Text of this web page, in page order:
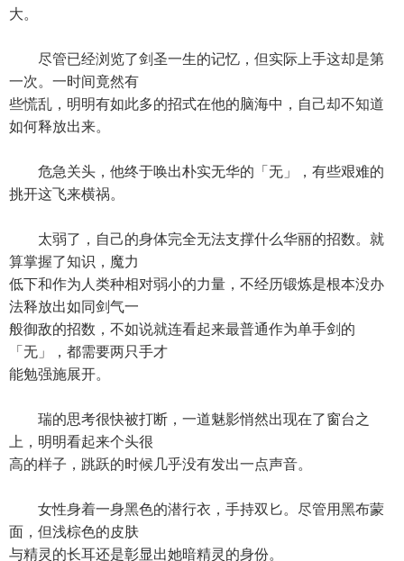
大。
尽管已经浏览了剑圣一生的记忆，但实际上手这却是第
一次。一时间竟然有
些慌乱，明明有如此多的招式在他的脑海中，自己却不知道
如何释放出来。
危急关头，他终于唤出朴实无华的「无」，有些艰难的
挑开这飞来横祸。
太弱了，自己的身体完全无法支撑什么华丽的招数。就
算掌握了知识，魔力
低下和作为人类种相对弱小的力量，不经历锻炼是根本没办
法释放出如同剑气一
般御敌的招数，不如说就连看起来最普通作为单手剑的
「无」，都需要两只手才
能勉强施展开。
瑞的思考很快被打断，一道魅影悄然出现在了窗台之
上，明明看起来个头很
高的样子，跳跃的时候几乎没有发出一点声音。
女性身着一身黑色的潜行衣，手持双匕。尽管用黑布蒙
面，但浅棕色的皮肤
与精灵的长耳还是彰显出她暗精灵的身份。